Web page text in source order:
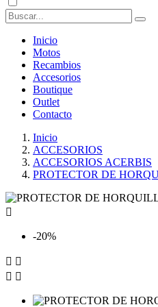
Inicio
Motos
Recambios
Accesorios
Boutique
Outlet
Contacto
Inicio
ACCESORIOS
ACCESORIOS ACERBIS
PROTECTOR DE

-20%
 
 